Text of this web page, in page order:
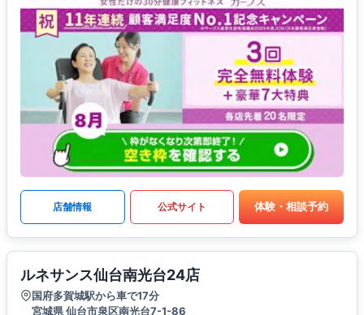
店舗情報 公式サイト 体験・相談予約
ルネサンス仙台南光台24店
国府多賀城駅から車で17分
宮城県 仙台市泉区南光台7-1-86